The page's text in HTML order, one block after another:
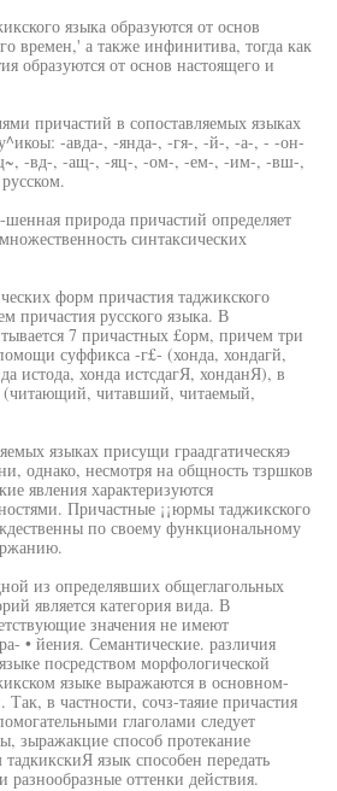
языка образуются от основ
времен,' а также инфинитива, тогда как
образуются от основ настоящего и
причастий в сопоставляемых языках
-авда-, -янда-, -гя-, -й-, -а-, - -он-
-вд-, -ащ-, -яц-, -ом-, -ем-, -им-, -вш-,
шенная природа причастий определяет
синтаксических
форм причастия таджикского
причастия русского языка. В
7 причастных £орм, причем три
суффикса -г£- (хонда, хондагй,
истода, хонда истсдагЯ, хонданЯ), в
(читающий, читавший, читаемый,
языках присущи граадгатическяэ
однако, несмотря на общность тзршков
явления характеризуются
Причастные ¡¡юрмы таджикского
по своему функциональному
из определявших общеглагольных
является категория вида. В
значения не имеют
• йения. Семантические. различия
посредством морфологической
языке выражаются в основном-
Так, в частности, сочз-таяие причастия
глаголами следует
зыражакцие способ протекание
язык способен передать
разнообразные оттенки действия.